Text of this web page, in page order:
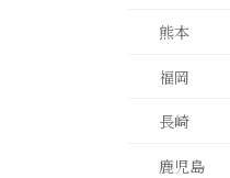
熊本
福岡
長崎
鹿児島